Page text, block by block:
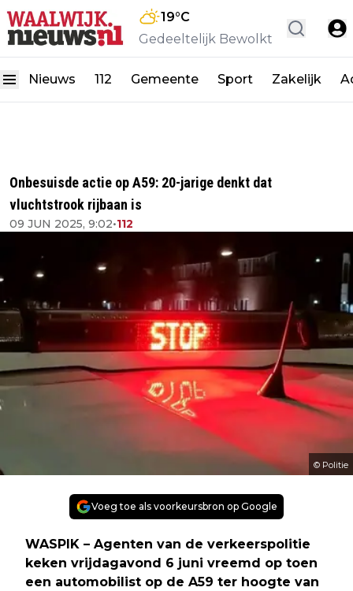
19°C
Gedeeltelijk Bewolkt
Nieuws 112 Gemeente Sport Zakelijk
Onbesuisde actie op A59: 20-jarige denkt dat
vluchtstrook rijbaan is
09 JUN 2025, 9:02•112
© Politie
Voeg toe als voorkeursbron op Google
WASPIK – Agenten van de verkeerspolitie
keken vrijdagavond 6 juni vreemd op toen
een automobilist op de A59 ter hoogte van